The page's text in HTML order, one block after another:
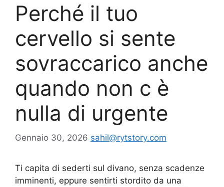
Perché il tuo
cervello si sente
sovraccarico anche
quando non c è
nulla di urgente
Gennaio 30, 2026 sahil@rytstory.com
Ti capita di sederti sul divano, senza scadenze
imminenti, eppure sentirti stordito da una